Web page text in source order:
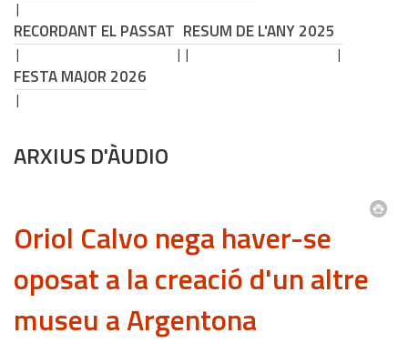
RECORDANT EL PASSAT RESUM DE L'ANY 2025
FESTA MAJOR 2026
ARXIUS D'ÀUDIO
Oriol Calvo nega haver-se
oposat a la creació d'un altre
museu a Argentona